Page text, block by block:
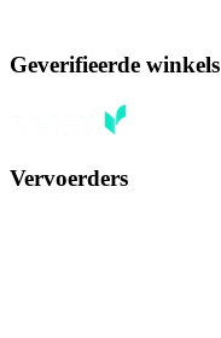
Geverifieerde winkels
Vervoerders